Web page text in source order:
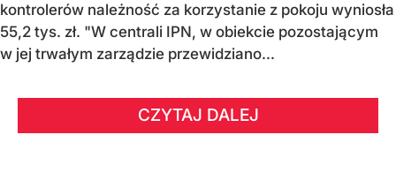
kontrolerów należność za korzystanie z pokoju wyniosła
55,2 tys. zł. "W centrali IPN, w obiekcie pozostającym
w jej trwałym zarządzie przewidziano...
CZYTAJ DALEJ